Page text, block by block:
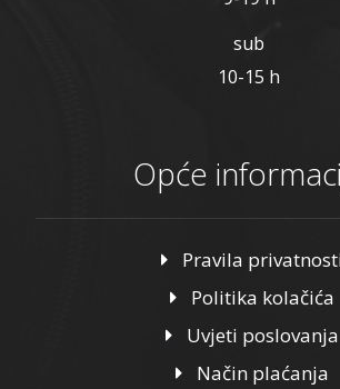
sub
10-15 h
Opće
Pravila
Politika kolačića
Uvjeti poslovanja
Način plaćanja